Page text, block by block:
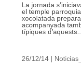
La jornada
el temple
xocolatada
acompanyada
típiques d’aquests...
26/12/14|